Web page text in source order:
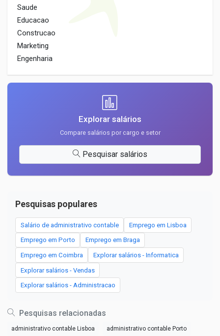
Saude
Educacao
Construcao
Marketing
Engenharia
Explorar salários
Compare salários por cargo e setor
Pesquisar salários
Pesquisas populares
Salário de administrativo contable Emprego em Lisboa
Emprego em Porto Emprego em Braga
Emprego em Coimbra Explorar salários - Informatica
Explorar salários - Vendas
Explorar salários - Administracao
Pesquisas relacionadas
administrativo contable Lisboa administrativo contable Porto